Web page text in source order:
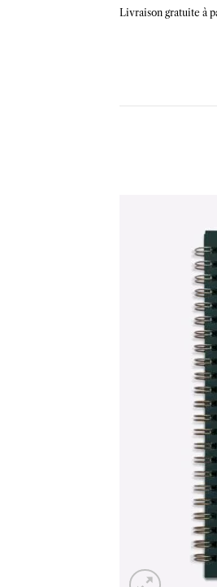
Livraison gratuite à